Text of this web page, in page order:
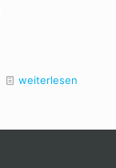
weiterlesen